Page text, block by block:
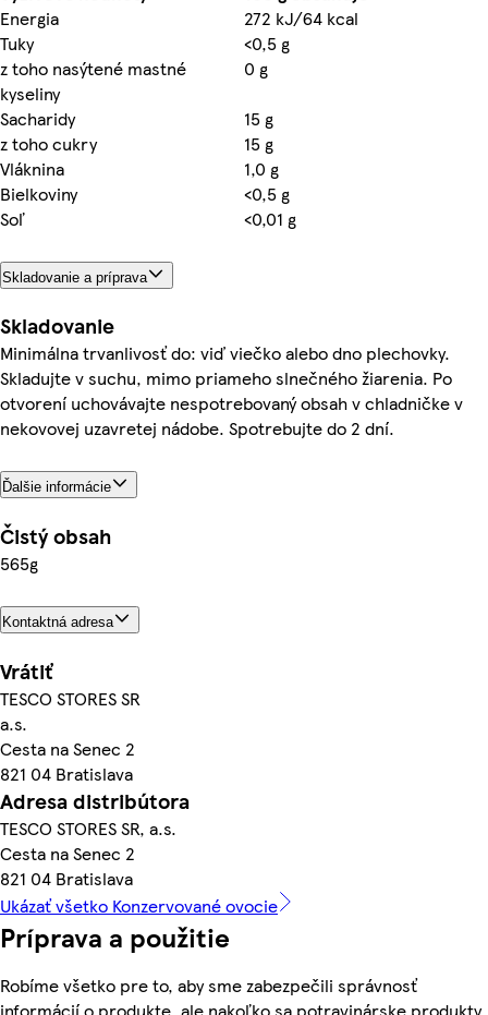
Energia
272 kJ/64 kcal
Tuky
<0,5 g
z toho nasýtené mastné
kyseliny
0 g
Sacharidy
15 g
z toho cukry
15 g
Vláknina
1,0 g
Bielkoviny
<0,5 g
Soľ
<0,01 g
Skladovanie a príprava
Skladovanie
Minimálna trvanlivosť do: viď viečko alebo dno plechovky.
Skladujte v suchu, mimo priameho slnečného žiarenia. Po
otvorení uchovávajte nespotrebovaný obsah v chladničke v
nekovovej uzavretej nádobe. Spotrebujte do 2 dní.
Ďalšie informácie
Čistý obsah
565g
Kontaktná adresa
Vrátiť
TESCO STORES SR
a.s.
Cesta na Senec 2
821 04 Bratislava
Adresa distribútora
TESCO STORES SR, a.s.
Cesta na Senec 2
821 04 Bratislava
Ukázať všetko Konzervované ovocie
Príprava a použitie
Robíme všetko pre to, aby sme zabezpečili správnosť